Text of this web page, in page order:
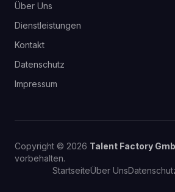
Über Uns
Dienstleistungen
Kontakt
Datenschutz
Impressum
Copyright © 2026 Talent Factory
vorbehalten.
StartseiteÜber Uns